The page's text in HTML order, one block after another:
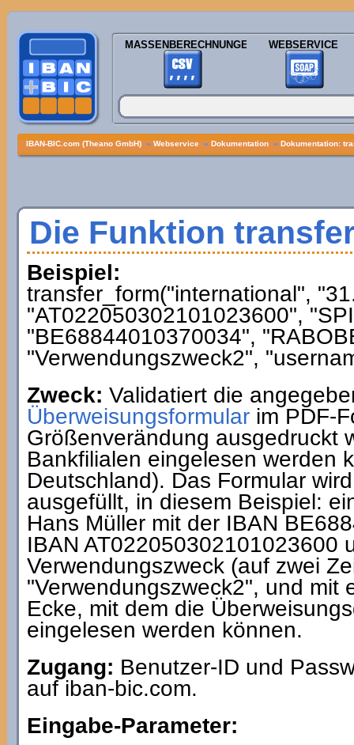
MASSENBERECHNUNGEN WEBSERVICE
IBAN-BIC.com (Theano GmbH) » Webservice » Dokumentation » Dokumentation:
Die Funktion
Beispiel:
transfer_form("international",
"AT022050302101023600",
"BE68844010370034",
"Verwendungszweck2",
Zweck: Validatiert die
Überweisungsformularim PDF-
Größenverändung ausgedruckt
Bankfilialen eingelesen werden
Deutschland). Das Formular
ausgefüllt, in diesem Beispiel:
Hans Müller mit der IBAN
IBAN AT022050302101023600
Verwendungszweck (auf zwei
"Verwendungszweck2", und mit
Ecke, mit dem die
eingelesen werden können.
Zugang: Benutzer-ID und
auf iban-bic.com.
Eingabe-Parameter: